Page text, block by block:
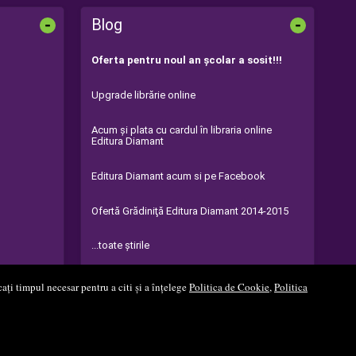
timpul necesar pentru a citi și a înțelegePolitica de Cookie,Politica
- Blog -
Oferta pentru noul an şcolar a sosit!!!
Upgrade librărie online
Acum şi plata cu cardul în libraria online
Editura Diamant
Editura Diamant acum si pe Facebook
Ofertă Grădiniţă Editura Diamant 2014-2015
...toate știrile